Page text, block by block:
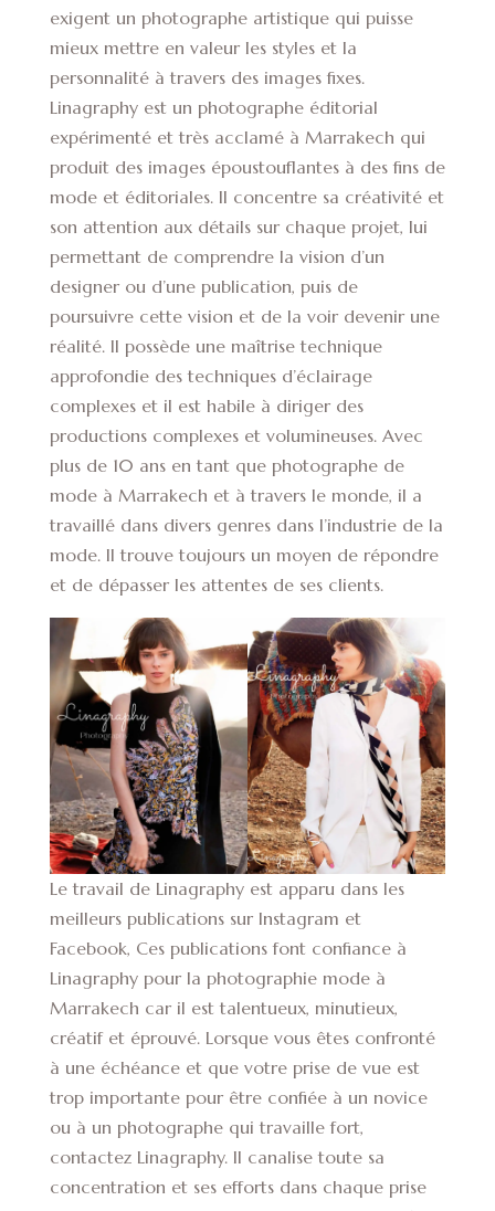
exigent un photographe artistique qui puisse
mieux mettre en valeur les styles et la
personnalité à travers des images fixes.
Linagraphy est un photographe éditorial
expérimenté et très acclamé à Marrakech qui
produit des images époustouflantes à des fins de
mode et éditoriales. Il concentre sa créativité et
son attention aux détails sur chaque projet, lui
permettant de comprendre la vision d’un
designer ou d’une publication, puis de
poursuivre cette vision et de la voir devenir une
réalité. Il possède une maîtrise technique
approfondie des techniques d’éclairage
complexes et il est habile à diriger des
productions complexes et volumineuses. Avec
plus de 10 ans en tant que photographe de
mode à Marrakech et à travers le monde, il a
travaillé dans divers genres dans l’industrie de la
mode. Il trouve toujours un moyen de répondre
et de dépasser les attentes de ses clients.
Le travail de Linagraphy est apparu dans les
meilleurs publications sur Instagram et
Facebook, Ces publications font confiance à
Linagraphy pour la photographie mode à
Marrakech car il est talentueux, minutieux,
créatif et éprouvé. Lorsque vous êtes confronté
à une échéance et que votre prise de vue est
trop importante pour être confiée à un novice
ou à un photographe qui travaille fort,
contactez Linagraphy. Il canalise toute sa
concentration et ses efforts dans chaque prise